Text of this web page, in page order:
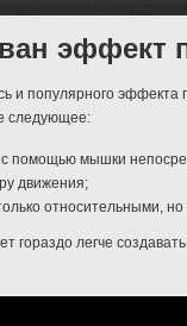
эффект
и популярного
следующее:
с помощью мышки
движения;
относительными,
гораздо легче